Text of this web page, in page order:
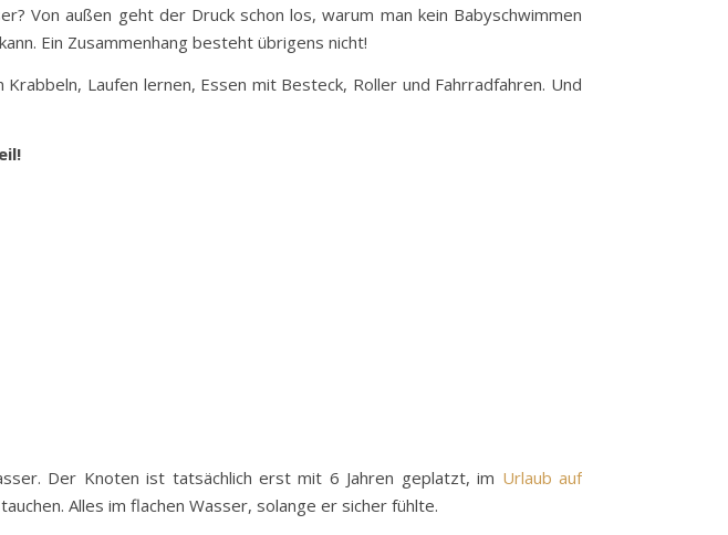
Von außen geht der Druck schon los, warum man kein Babyschwimmen
Ein Zusammenhang besteht übrigens nicht!
Laufen lernen, Essen mit Besteck, Roller und Fahrradfahren. Und
Der Knoten ist tatsächlich erst mit 6 Jahren geplatzt, im Urlaub auf
Alles im flachen Wasser, solange er sicher fühlte.